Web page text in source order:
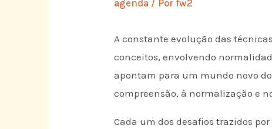
agenda / Porfw2
A constante evolução das
conceitos, envolvendo
apontam para um mundo novo
compreensão, à normalização e
Cada um dos desafios trazidos